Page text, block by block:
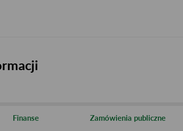
Finanse Zamówienia publiczne